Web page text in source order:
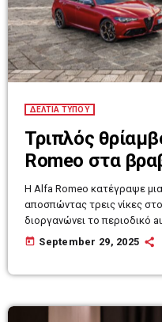
ΔΕΛΤΙΑ ΤΥΠΟΥ
Τριπλός
Romeo στα
Η Alfa Romeo κατέγραψε μια
αποσπώντας τρεις νίκες
διοργανώνει το περιοδικό
αυτοκινητοβιομηχανία που
today September 29, 2025